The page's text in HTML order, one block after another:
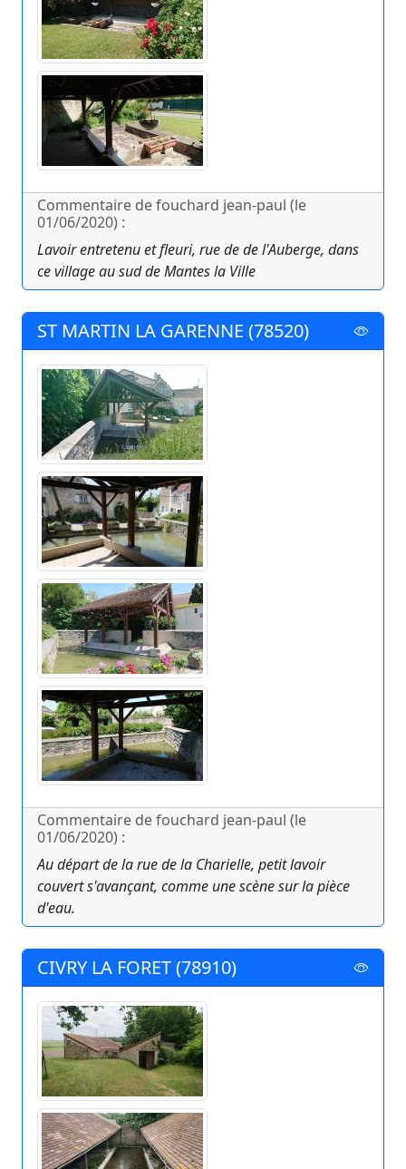
Commentaire de fouchard jean-paul (le
01/06/2020) :
Lavoir entretenu et fleuri, rue de de l'Auberge, dans
ce village au sud de Mantes la Ville
ST MARTIN LA GARENNE (78520)
Commentaire de fouchard jean-paul (le
01/06/2020) :
Au départ de la rue de la Charielle, petit lavoir
couvert s'avançant, comme une scène sur la pièce
d'eau.
CIVRY LA FORET (78910)